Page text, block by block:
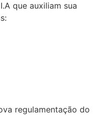
que auxiliam sua
regulamentação do